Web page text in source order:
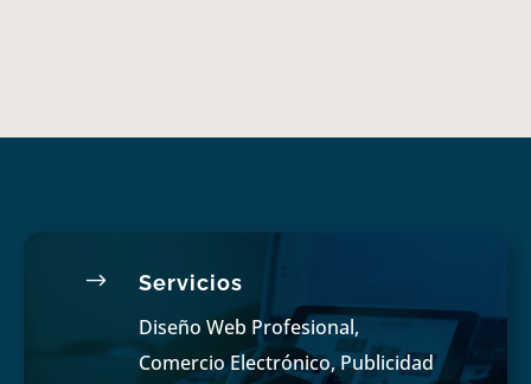
$ Servicios
Diseño Web Profesional,
Comercio Electrónico, Publicidad